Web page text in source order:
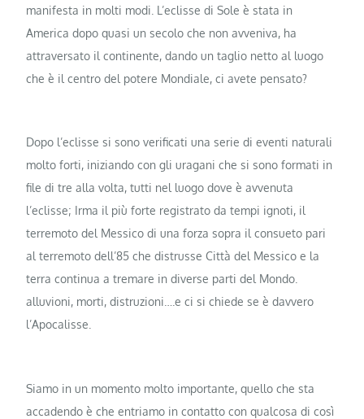
manifesta in molti modi. L’eclisse di Sole è stata in
America dopo quasi un secolo che non avveniva, ha
attraversato il continente, dando un taglio netto al luogo
che è il centro del potere Mondiale, ci avete pensato?
Dopo l’eclisse si sono verificati una serie di eventi naturali
molto forti, iniziando con gli uragani che si sono formati in
file di tre alla volta, tutti nel luogo dove è avvenuta
l’eclisse; Irma il più forte registrato da tempi ignoti, il
terremoto del Messico di una forza sopra il consueto pari
al terremoto dell’85 che distrusse Città del Messico e la
terra continua a tremare in diverse parti del Mondo.
alluvioni, morti, distruzioni….e ci si chiede se è davvero
l’Apocalisse.
Siamo in un momento molto importante, quello che sta
accadendo è che entriamo in contatto con qualcosa di così